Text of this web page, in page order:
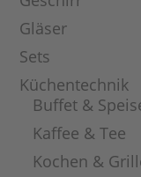
Gläser
Sets
Küchentechnik
Buffet &
Kaffee & Tee
Kochen &